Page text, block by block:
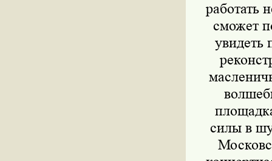
работать
сможет
увидеть
силы в